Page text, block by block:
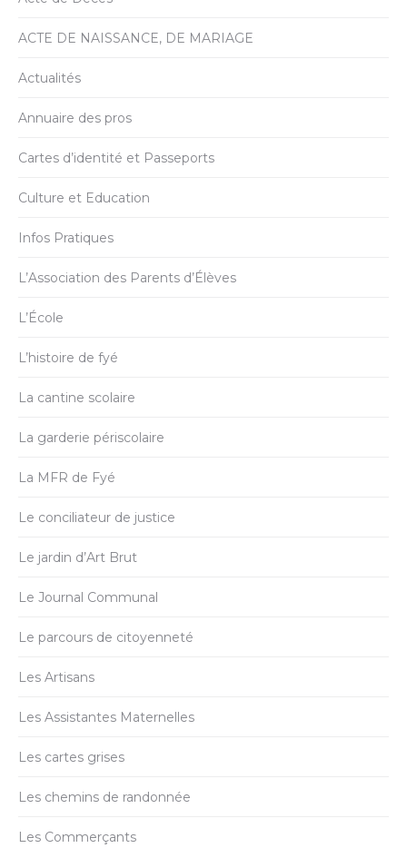
ACTE DE NAISSANCE, DE MARIAGE
Actualités
Annuaire des pros
Cartes d’identité et Passeports
Culture et Education
Infos Pratiques
L’Association des Parents d’Élèves
L’École
L’histoire de fyé
La cantine scolaire
La garderie périscolaire
La MFR de Fyé
Le conciliateur de justice
Le jardin d’Art Brut
Le Journal Communal
Le parcours de citoyenneté
Les Artisans
Les Assistantes Maternelles
Les cartes grises
Les chemins de randonnée
Les Commerçants